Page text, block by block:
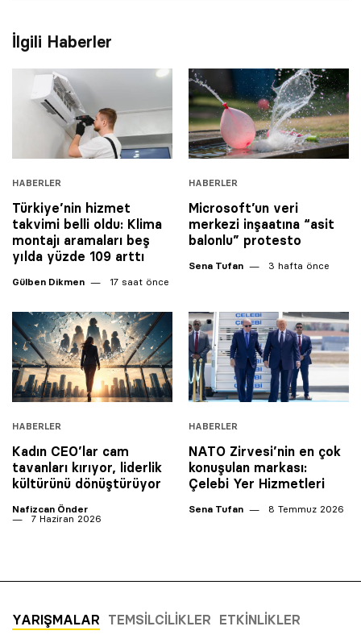
İlgili Haberler
HABERLER
Türkiye’nin hizmet
takvimi belli oldu: Klima
montajı aramaları beş
yılda yüzde 109 arttı
Gülben Dikmen 17 saat önce
HABERLER
Microsoft’un veri
merkezi inşaatına “asit
balonlu” protesto
Sena Tufan 3 hafta önce
HABERLER
Kadın CEO’lar cam
tavanları kırıyor, liderlik
kültürünü dönüştürüyor
Nafizcan Önder
7 Haziran 2026
HABERLER
NATO Zirvesi’nin en çok
konuşulan markası:
Çelebi Yer Hizmetleri
Sena Tufan 8 Temmuz 2026
YARIŞMALAR TEMSILCILIKLER ETKINLIKLER